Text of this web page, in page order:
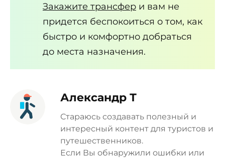
Закажите трансфер и вам не
придется беспокоиться о том, как
быстро и комфортно добраться
до места назначения.
Александр Т
Стараюсь создавать полезный и
интересный контент для туристов и
путешественников.
Если Вы обнаружили ошибки или